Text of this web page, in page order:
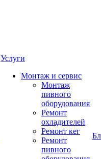
Услуги
Монтаж и сервис
Монтаж
пивного
оборудования
Ремонт
охладителей
Ремонт кег
Ремонт
пивного